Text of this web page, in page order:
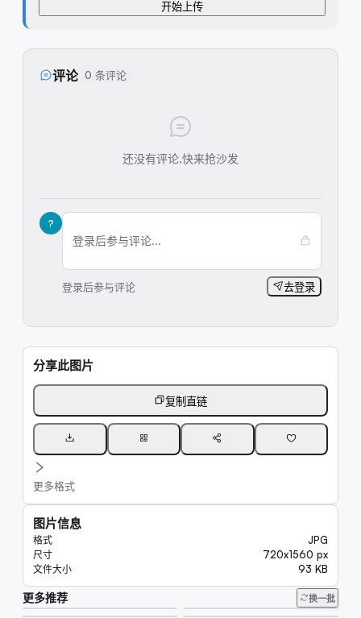
开始上传
评论 0 条评论
还没有评论,快来抢沙发
?
登录后参与评论...
登录后参与评论 去登录
分享此图片
复制直链
更多格式
图片信息
格式 JPG
尺寸 720x1560 px
文件大小 93 KB
更多推荐 换一批
20K
7.8K
6.6K
6.8K
11K